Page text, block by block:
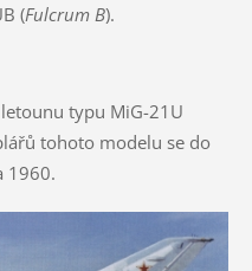
(Fulcrum B).
typu MiG-21U
tohoto modelu se do
1960.